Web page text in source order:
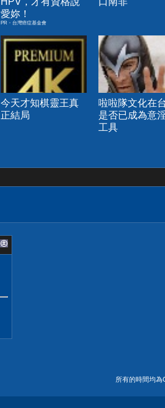
愛妳！
PR・台灣癌症基金會
今天才知棋靈王真
正結局
啦啦隊文化在
是否已成為意
工具
所有的時間均為